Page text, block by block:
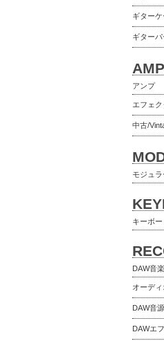
ギター
ギターパ
アンプ
エフェク
中古/
モジュラ
キーボー
DAW音
オーデ
DAW音
DAWエ